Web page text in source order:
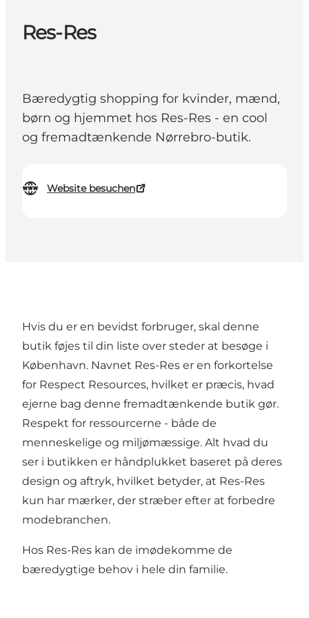
Res-Res
Bæredygtig shopping for kvinder, mænd,
børn og hjemmet hos Res-Res - en cool
og fremadtænkende Nørrebro-butik.
Website besuchen
Hvis du er en bevidst forbruger, skal denne
butik føjes til din liste over steder at besøge i
København. Navnet Res-Res er en forkortelse
for Respect Resources, hvilket er præcis, hvad
ejerne bag denne fremadtænkende butik gør.
Respekt for ressourcerne - både de
menneskelige og miljømæssige. Alt hvad du
ser i butikken er håndplukket baseret på deres
design og aftryk, hvilket betyder, at Res-Res
kun har mærker, der stræber efter at forbedre
modebranchen.
Hos Res-Res kan de imødekomme de
bæredygtige behov i hele din familie.